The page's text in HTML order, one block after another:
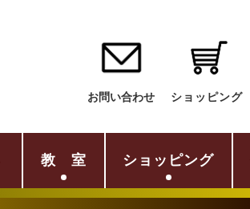
お問い合わせ ショッピング
教 室 ショッピング